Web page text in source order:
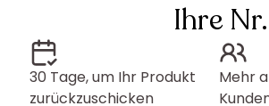
Ihre
30 Tage, um Ihr Produkt
zurückzuschicken
Mehr